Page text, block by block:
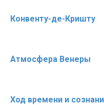
Конвенту-де-Кришту
Атмосфера Венеры
Ход времени и